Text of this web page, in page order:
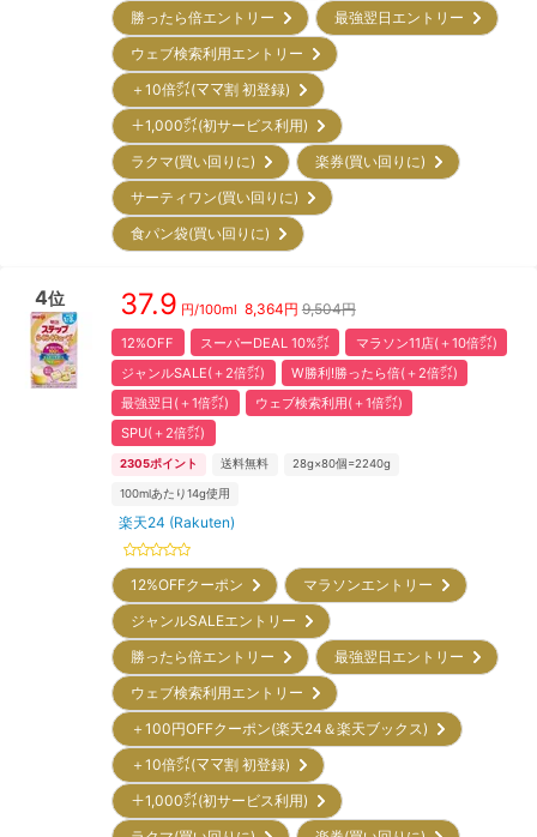
勝ったら倍エントリー
最強翌日エントリー
ウェブ検索利用エントリー
＋10倍㌽(ママ割 初登録)
＋1,000㌽(初サービス利用)
ラクマ(買い回りに)
楽券(買い回りに)
サーティワン(買い回りに)
食パン袋(買い回りに)
4位 37.9 円/100ml 8,364円 9,504円
12%OFF スーパーDEAL 10%㌽
マラソン11店(＋10倍㌽)
ジャンルSALE(＋2倍㌽)
W勝利!勝ったら倍(＋2倍㌽)
最強翌日(＋1倍㌽)
ウェブ検索利用(＋1倍㌽)
SPU(＋2倍㌽)
2305ポイント 送料無料 28g×80個=2240g
100mlあたり14g使用
楽天24 (Rakuten)
12%OFFクーポン
マラソンエントリー
ジャンルSALEエントリー
勝ったら倍エントリー
最強翌日エントリー
ウェブ検索利用エントリー
＋100円OFFクーポン(楽天24＆楽天ブックス)
＋10倍㌽(ママ割 初登録)
＋1,000㌽(初サービス利用)